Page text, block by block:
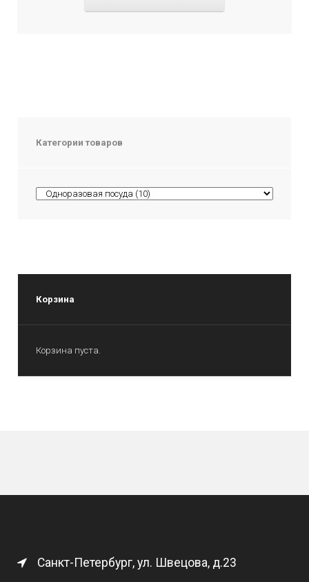
Категории товаров
Корзина
Корзина пуста.
Санкт-Петербург, ул. Швецова, д.23